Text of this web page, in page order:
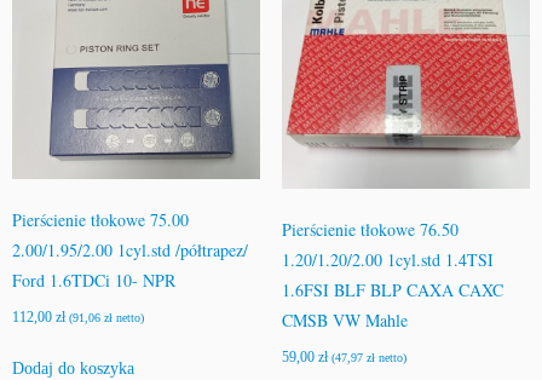
Pierścienie tłokowe 75.00
2.00/1.95/2.00 1cyl.std /półtrapez/
Ford 1.6TDCi 10- NPR
112,00 zł (91,06 zł netto)
Dodaj do koszyka
Pierścienie tłokowe 76.50
1.20/1.20/2.00 1cyl.std 1.4TSI
1.6FSI BLF BLP CAXA CAXC
CMSB VW Mahle
59,00 zł (47,97 złnetto)